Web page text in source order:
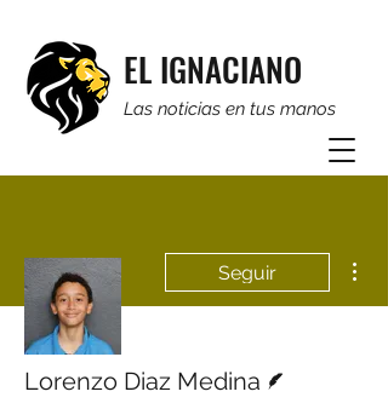
EL IGNACIANO
Las noticias en tus manos
Seguir
Lorenzo Diaz Medina